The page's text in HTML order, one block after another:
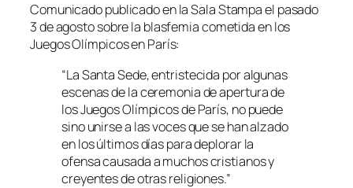
Comunicado publicado en la Sala Stampa el pasado
3 de agosto sobre la blasfemia cometida en los
Juegos Olímpicos en París:
“La Santa Sede, entristecida por algunas
escenas de la ceremonia de apertura de
los Juegos Olímpicos de París, no puede
sino unirse a las voces que se han alzado
en los últimos días para deplorar la
ofensa causada a muchos cristianos y
creyentes de otras religiones.”